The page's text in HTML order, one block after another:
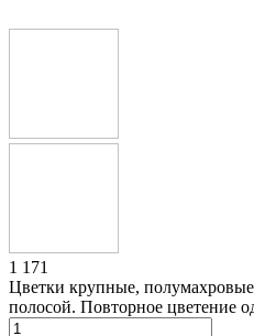
1 171
Цветки крупные,
полосой. Повторное цветение